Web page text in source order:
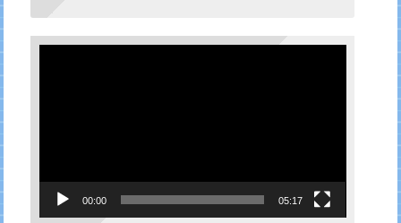
00:00 05:17